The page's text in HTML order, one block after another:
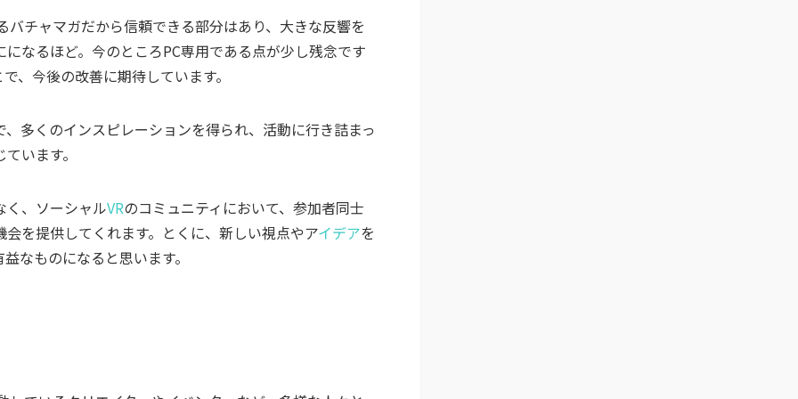
バチャマガだから信頼できる部分はあり、大きな反響を
になるほど。今のところPC専用である点が少し残念です
、今後の改善に期待しています。
多くのインスピレーションを得られ、活動に行き詰まっ
います。
く、ソーシャルVRのコミュニティにおいて、参加者同士
を提供してくれます。とくに、新しい視点やアイデアを
なものになると思います。